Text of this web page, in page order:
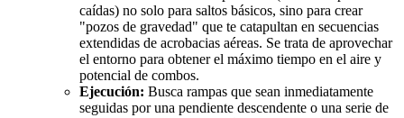
caídas) no solo para saltos básicos, sino para crear
"pozos de gravedad" que te catapultan en secuencias
extendidas de acrobacias aéreas. Se trata de aprovechar
el entorno para obtener el máximo tiempo en el aire y
potencial de combos.
Ejecución: Busca rampas que sean inmediatamente
seguidas por una pendiente descendente o una serie de